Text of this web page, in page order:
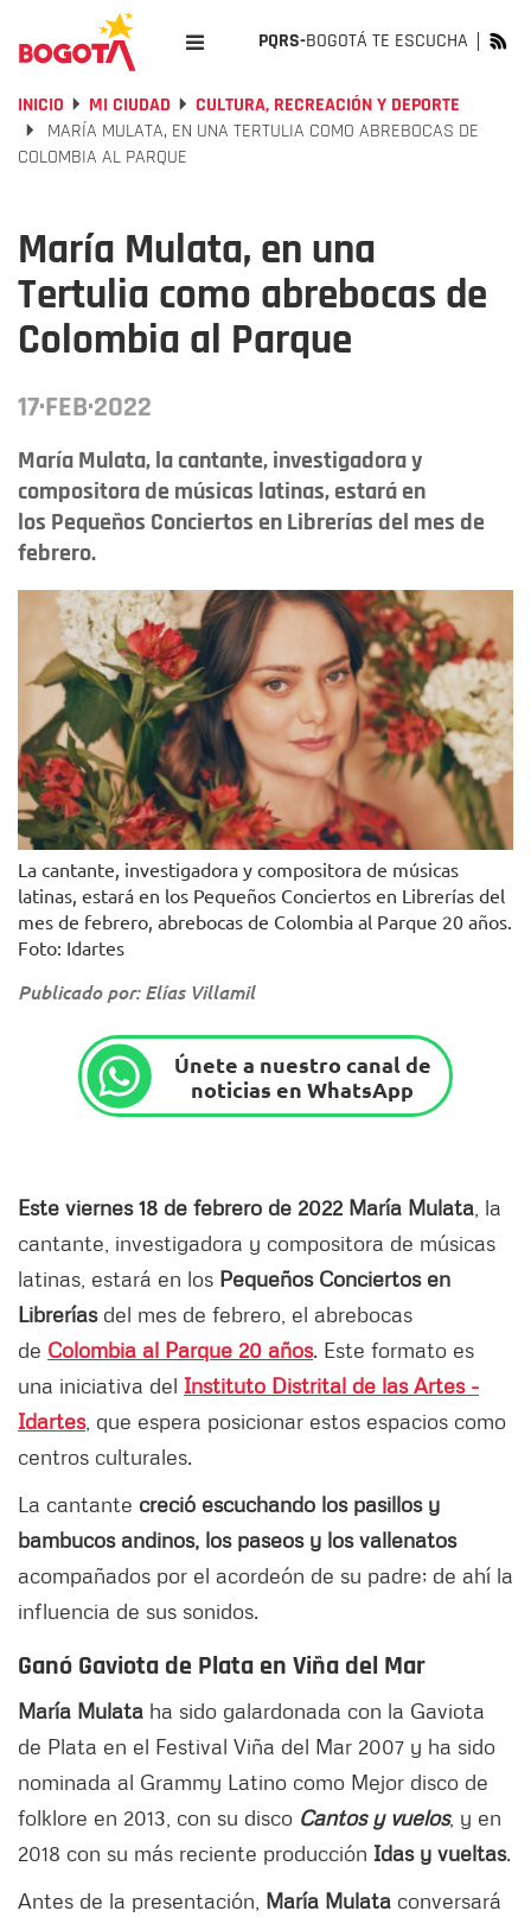
PQRS-BOGOTÁ TE ESCUCHA
INICIO MI CIUDAD
CULTURA, RECREACIÓN Y DEPORTE
MARÍA MULATA, EN UNA TERTULIA COMO ABREBOCAS DE
COLOMBIA AL PARQUE
María Mulata, en una
Tertulia como abrebocas de
Colombia al Parque
17·FEB·2022
María Mulata, la cantante, investigadora y
compositora de músicas latinas, estará en
los Pequeños Conciertos en Librerías del mes de
febrero.
La cantante, investigadora y compositora de músicas
latinas, estará en los Pequeños Conciertos en Librerías del
mes de febrero, abrebocas de Colombia al Parque 20 años.
Foto: Idartes
Publicado por: Elías Villamil
Únete a nuestro canal de
noticias en WhatsApp
Este viernes 18 de febrero de 2022 María Mulata , la
cantante, investigadora y compositora de músicas
latinas, estará en los Pequeños Conciertos en
Libreríasdel mes de febrero, el abrebocas
de Colombia al Parque 20 años. Este formato es
una iniciativa del Instituto Distrital de las Artes -
Idartes, que espera posicionar estos espacios como
centros culturales.
La cantante creció escuchando los pasillos y
bambucos andinos, los paseos y los vallenatos
acompañados por el acordeón de su padre; de ahí la
influencia de sus sonidos.
Ganó Gaviota de Plata en Viña del Mar
María Mulata ha sido galardonada con la Gaviota
de Plata en el Festival Viña del Mar 2007 y ha sido
nominada al Grammy Latino como Mejor disco de
folklore en 2013, con su disco Cantos y vuelos, y en
2018 con su más reciente producción Idas y vueltas.
Antes de la presentación, María Mulata conversará